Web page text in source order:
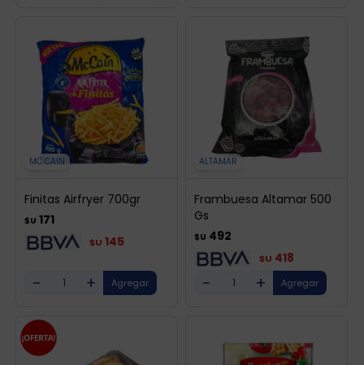
MC CAIN
Finitas Airfryer 700gr
$U 171
$U 145
- +
ALTAMAR
Frambuesa Altamar 500
Gs
$U 492
$U 418
- +